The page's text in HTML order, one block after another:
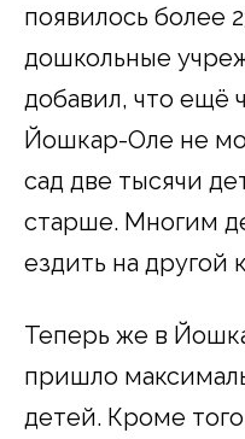
появилось более
дошкольные
добавил, что ещё
Йошкар-Оле не
сад две тысячи
старше. Многим
ездить на другой
Теперь же в
пришло
детей. Кроме